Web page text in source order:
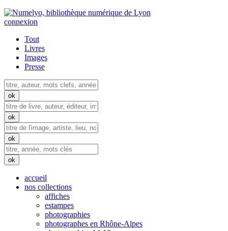
connexion
Tout
Livres
Images
Presse
accueil
nos collections
affiches
estampes
photographies
photographes en Rhône-Alpes